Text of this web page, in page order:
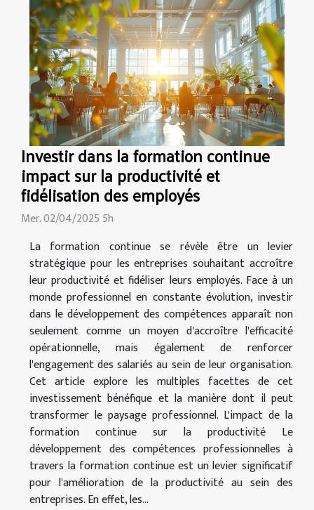
Investir dans la formation continue
impact sur la productivité et
fidélisation des employés
Mer. 02/04/2025 5h
La formation continue se révèle être un levier
stratégique pour les entreprises souhaitant accroître
leur productivité et fidéliser leurs employés. Face à un
monde professionnel en constante évolution, investir
dans le développement des compétences apparaît non
seulement comme un moyen d'accroître l'efficacité
opérationnelle, mais également de renforcer
l'engagement des salariés au sein de leur organisation.
Cet article explore les multiples facettes de cet
investissement bénéfique et la manière dont il peut
transformer le paysage professionnel. L'impact de la
formation continue sur la productivité Le
développement des compétences professionnelles à
travers la formation continue est un levier significatif
pour l'amélioration de la productivité au sein des
entreprises. En effet, les...